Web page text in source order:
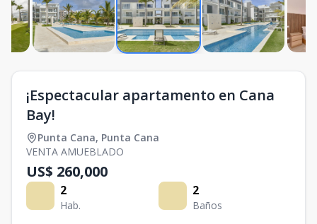
¡Espectacular apartamento en Cana
Bay!
Punta Cana, Punta Cana
VENTA AMUEBLADO
US$ 260,000
2
Hab.
2
Baños